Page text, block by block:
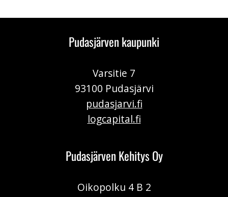
Pudasjärven kaupunki
Varsitie 7
93100 Pudasjärvi
pudasjarvi.fi
logcapital.fi
Pudasjärven Kehitys Oy
Oikopolku 4 B 2